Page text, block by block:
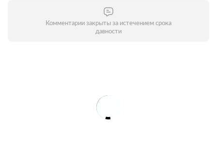
Комментарии закрыты за истечением срока
давности